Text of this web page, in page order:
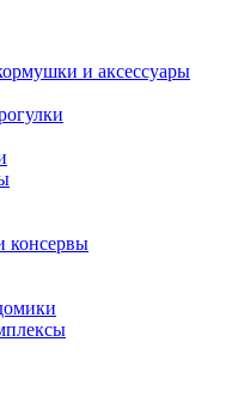
и аксессуары
консервы